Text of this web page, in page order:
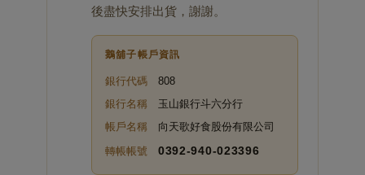
後盡快安排出貨，謝謝。
鵝舖子帳戶資訊
銀行代碼808
銀行名稱玉山銀行斗六分行
帳戶名稱向天歌好食股份有限公司
轉帳帳號
0392‑940‑023396